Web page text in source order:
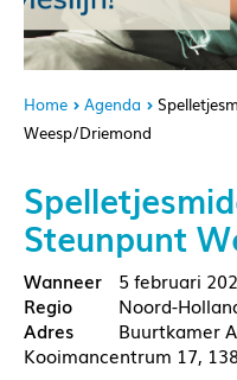
Home Agenda
Weesp/Driemond
Steunpunt
5 februari
Noord-
Buurtkamer
Kooimancentrum 17,